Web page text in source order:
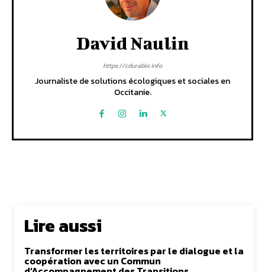
David Naulin
https://cdurable.info
Journaliste de solutions écologiques et sociales en
Occitanie.
Lire aussi
Transformer les territoires par le dialogue et la
coopération avec un Commun